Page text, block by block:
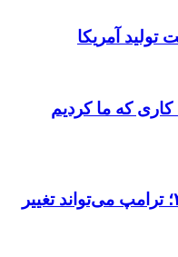
تولید آمریکا
کاری که ما کردیم
تغییر ساعت تابستانی ۲۰۲۵؛ ترامپ می‌تواند تغییر